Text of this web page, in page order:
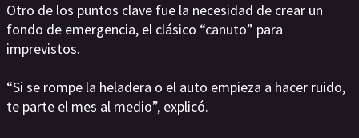
Otro de los puntos clave fue la necesidad de crear un
fondo de emergencia, el clásico “canuto” para
imprevistos.
“Si se rompe la heladera o el auto empieza a hacer ruido,
te parte el mes al medio”, explicó.